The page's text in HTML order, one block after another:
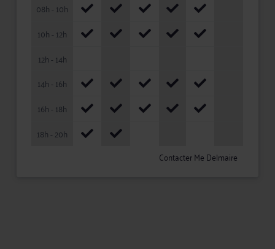
08h - 10h
10h - 12h
12h - 14h
14h - 16h
16h - 18h
18h - 20h
Contacter Me Delmaire